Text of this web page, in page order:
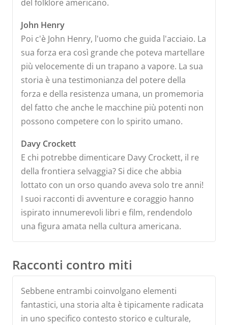
del folklore americano.
John Henry
Poi c'è John Henry, l'uomo che guida l'acciaio. La
sua forza era così grande che poteva martellare
più velocemente di un trapano a vapore. La sua
storia è una testimonianza del potere della
forza e della resistenza umana, un promemoria
del fatto che anche le macchine più potenti non
possono competere con lo spirito umano.
Davy Crockett
E chi potrebbe dimenticare Davy Crockett, il re
della frontiera selvaggia? Si dice che abbia
lottato con un orso quando aveva solo tre anni!
I suoi racconti di avventure e coraggio hanno
ispirato innumerevoli libri e film, rendendolo
una figura amata nella cultura americana.
Racconti contro miti
Sebbene entrambi coinvolgano elementi
fantastici, una storia alta è tipicamente radicata
in uno specifico contesto storico e culturale,